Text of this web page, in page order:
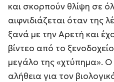
και σκορπούν θλίψη σε
αιφνιδιάζεται όταν της
ξανά με την Αρετή και
βίντεο από το
μεγάλο της «χτύπημα». Ο
αλήθεια για τον